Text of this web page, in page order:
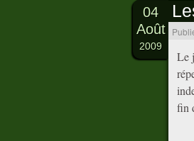
04
Août
2009
Le
fin